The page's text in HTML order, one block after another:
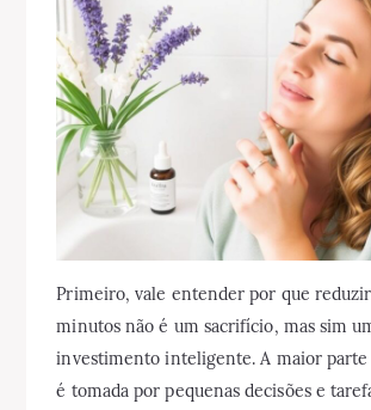
Primeiro, vale entender por que
minutos não é um sacrifício, mas sim
investimento inteligente. A maior parte
é tomada por pequenas decisões e